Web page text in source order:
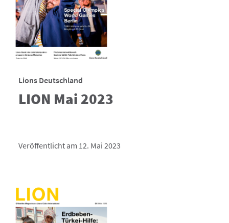
Lions Deutschland
LION Mai 2023
Veröffentlicht am 12. Mai 2023